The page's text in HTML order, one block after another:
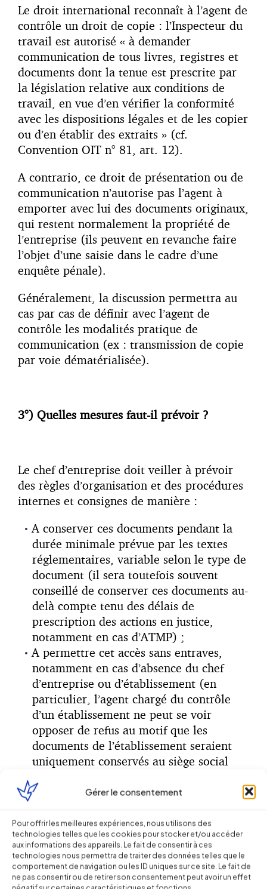
Gérer le consentement
Pour offrir les meilleures expériences, nous utilisons des
technologies telles que les cookies pour stocker et/ou accéder
aux informations des appareils. Le fait de consentir à ces
technologies nous permettra de traiter des données telles que le
comportement de navigation ou les ID uniques sur ce site. Le fait de
ne pas consentir ou de retirer son consentement peut avoir un effet
Le droit international reconnaît à l’agent de
contrôle un droit de copie : l’Inspecteur du
travail est autorisé « à demander
communication de tous livres, registres et
documents dont la tenue est prescrite par
la législation relative aux conditions de
travail, en vue d’en vérifier la conformité
avec les dispositions légales et de les copier
ou d’en établir des extraits » (cf.
Convention OIT n° 81, art. 12).
A contrario, ce droit de présentation ou de
communication n’autorise pas l’agent à
emporter avec lui des documents originaux,
qui restent normalement la propriété de
l’entreprise (ils peuvent en revanche faire
l’objet d’une saisie dans le cadre d’une
enquête pénale).
Généralement, la discussion permettra au
cas par cas de définir avec l’agent de
contrôle les modalités pratique de
communication (ex : transmission de copie
par voie dématérialisée).
3°) Quelles mesures faut-il prévoir ?
Le chef d’entreprise doit veiller à prévoir
des règles d’organisation et des procédures
internes et consignes de manière :
A conserver ces documents pendant la
durée minimale prévue par les textes
réglementaires, variable selon le type de
document (il sera toutefois souvent
conseillé de conserver ces documents au-
delà compte tenu des délais de
prescription des actions en justice,
notamment en cas d’ATMP) ;
A permettre cet accès sans entraves,
notamment en cas d’absence du chef
d’entreprise ou d’établissement (en
particulier, l’agent chargé du contrôle
d’un établissement ne peut se voir
opposer de refus au motif que les
documents de l’établissement seraient
uniquement conservés au siège social
compétente) ;
difficultés matérielles objectives (force
majeure, etc.) en cas d’incident ou de
retard de communication.
Le fait de ne pas être en mesure de